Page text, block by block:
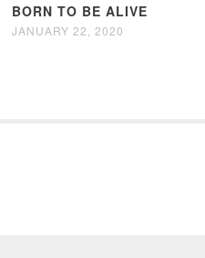
BORN TO BE ALIVE
JANUARY 22, 2020